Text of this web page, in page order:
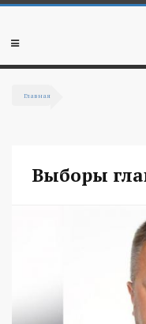
Перейти к основному
Мобильное
Главная
Выборы